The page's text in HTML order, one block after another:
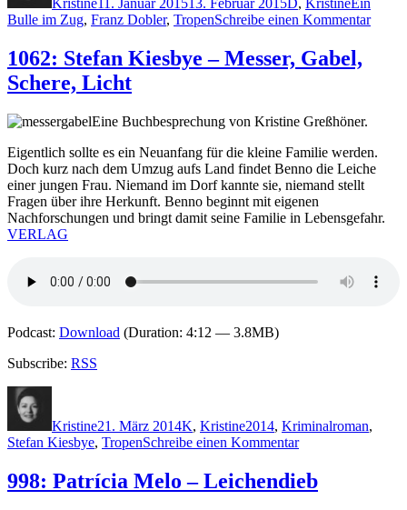
Bulle im Zug, Franz Dobler, TropenSchreibe einen Kommentarzu
Zug
1062: Stefan Kiesbye – Messer, Gabel,
Schere, Licht
Eine Buchbesprechung von Kristine Greßhöner.
Eigentlich sollte es ein Neuanfang für die kleine Familie werden.
Doch kurz nach dem Umzug aufs Land findet Benno die Leiche
einer jungen Frau. Niemand im Dorf kannte sie, niemand stellt
Fragen über ihre Herkunft. Benno beginnt mit eigenen
Nachforschungen und bringt damit seine Familie in Lebensgefahr.
VERLAG
Podcast: Download (Duration: 4:12 — 3.8MB)
Subscribe: RSS
Kristine21. März 2014K, Kristine2014, Kriminalroman,
Stefan Kiesbye, TropenSchreibe einen Kommentarzu
Stefan
Kiesbye
998: Patrícia Melo – Leichendieb